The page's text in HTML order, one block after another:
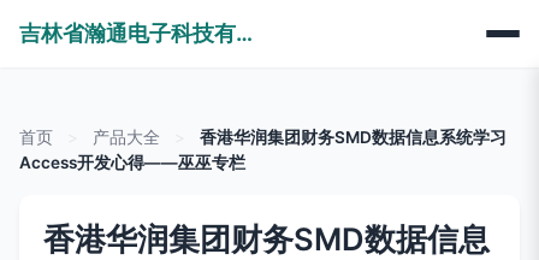
吉林省瀚通电子科技有限公司
首页 产品大全
香港华润集团财务SMD数据信息系统学习
Access开发心得——巫巫专栏
香港华润集团财务SMD数据信息